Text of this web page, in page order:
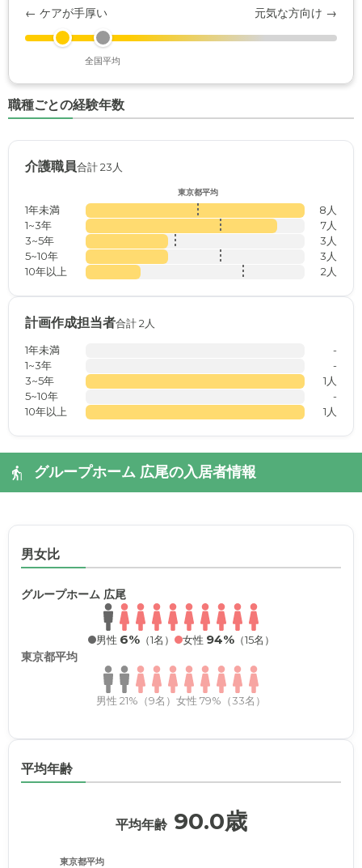
← ケアが手厚い 元気な方向け →
全国平均
職種ごとの経験年数
介護職員合計 23人
東京都平均
1年未満
8人
1~3年
7人
3~5年
3人
5~10年
3人
10年以上
2人
計画作成担当者合計 2人
1年未満
-
1~3年
-
3~5年
1人
5~10年
-
10年以上
1人
グループホーム 広尾の入居者情報
男女比
グループホーム 広尾
男性 6%（1名） 女性 94%（15名）
東京都平均
男性 21%（9名） 女性 79%（33名）
平均年齢
平均年齢 90.0歳
東京都平均